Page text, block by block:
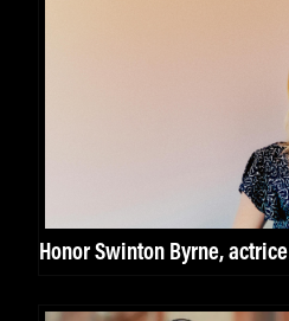
Honor Swinton Byrne, actrice